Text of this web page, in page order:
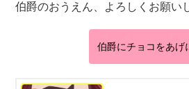
伯爵のおうえん、よろしくお願い
伯爵にチョコをあげ